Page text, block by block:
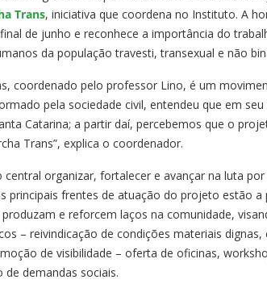
Trans, iniciativa que coordena no Instituto. A
de junho e reconhece a importância do
da população travesti, transexual e não
coordenado pelo professor Lino, é um
pela sociedade civil, entendeu que em
Catarina; a partir daí, percebemos que o
Trans”, explica o coordenador.
organizar, fortalecer e avançar na luta
principais frentes de atuação do projeto estão
e reforcem laços na comunidade,
– reivindicação de condições materiais
de visibilidade – oferta de oficinas,
de demandas sociais.